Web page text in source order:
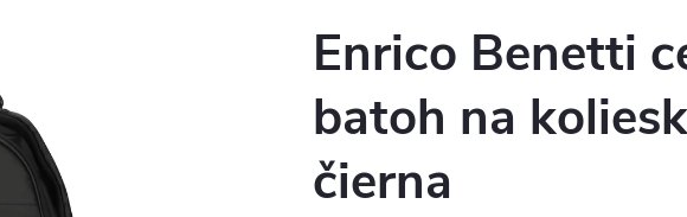
Enrico Benetti
batoh na
čierna